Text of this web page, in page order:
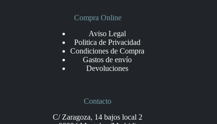
Compra Online
Aviso Legal
Politica de Privacidad
Condiciones de Compra
Gastos de envío
Devoluciones
Contacto
C/ Zaragoza, 14 bajos local 2